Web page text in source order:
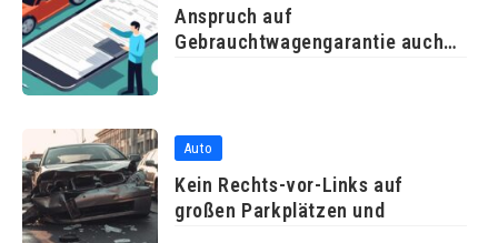
Anspruch auf
Gebrauchtwagengarantie auch
Auto
Kein Rechts-vor-Links auf
großen Parkplätzen und